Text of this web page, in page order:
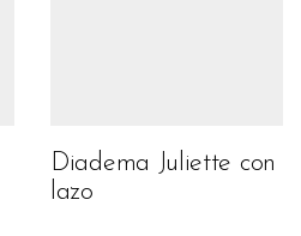
Diadema Juliette con
lazo